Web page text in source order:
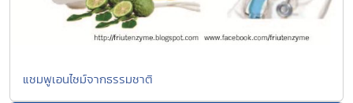
แชมพูเอนไซม์จากธรรมชาติ